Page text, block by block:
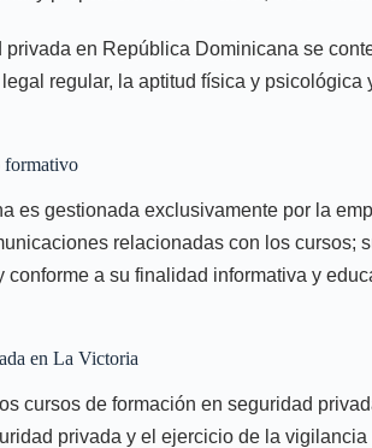
en República Dominicana se
regular, la aptitud física y
formativo
es gestionada exclusivamente por la
relacionadas con los
conforme a su finalidad informativa y
en La Victoria
cursos de formación en seguridad
privada y el ejercicio de la